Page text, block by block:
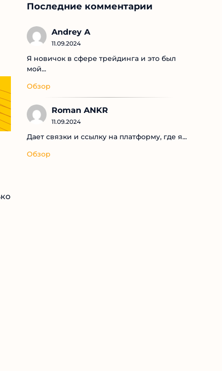
Последние комментарии
Andrey A
11.09.2024
Я новичок в сфере трейдинга и это был
мой...
Обзор
Roman ANKR
11.09.2024
Дает связки и ссылку на платформу, где я...
Обзор